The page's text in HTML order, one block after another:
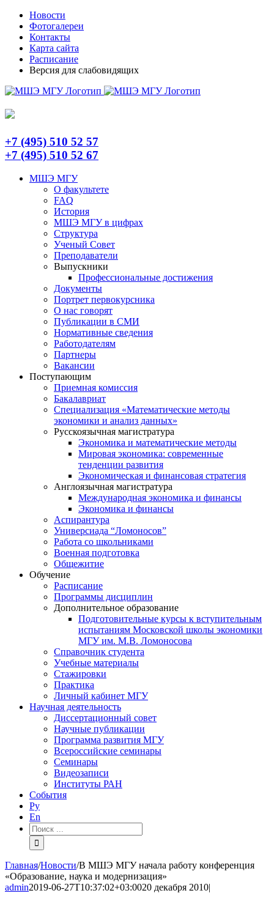
Skip
content
TelegramНовости
Фотогалереи
Контакты
Карта сайта
Расписание
Версия для слабовидящих
+7 (495) 510 52 57
+7 (495) 510 52 67
МШЭ МГУ
О факультете
FAQ
История
МШЭ МГУ в цифрах
Структура
Ученый Совет
Преподаватели
Выпускники
Профессиональные достижения
Документы
Портрет первокурсника
О нас говорят
Публикации в СМИ
Нормативные сведения
Работодателям
Партнеры
Вакансии
Поступающим
Приемная комиссия
Бакалавриат
Специализация «Математические методы
экономики и анализ данных»
Русскоязычная магистратура
Экономика и математические методы
Мировая экономика: современные
тенденции развития
Экономическая и финансовая стратегия
Англоязычная магистратура
Международная экономика и финансы
Экономика и финансы
Аспирантура
Универсиада “Ломоносов”
Работа со школьниками
Военная подготовка
Общежитие
Обучение
Расписание
Программы дисциплин
Дополнительное образование
Подготовительные курсы к вступительным
испытаниям Московской школы экономики
МГУ им. М.В. Ломоносова
Справочник студента
Учебные материалы
Стажировки
Практика
Личный кабинет МГУ
Научная деятельность
Диссертационный совет
Научные публикации
Программа развития МГУ
Всероссийские семинары
Семинары
Видеозаписи
Институты РАН
События
Ру
En
Результат
поиска:
Главная/Новости/В МШЭ МГУ начала работу конференция
«Образование, наука и модернизация»
admin2019-06-27T10:37:02+03:0020 декабря 2010|